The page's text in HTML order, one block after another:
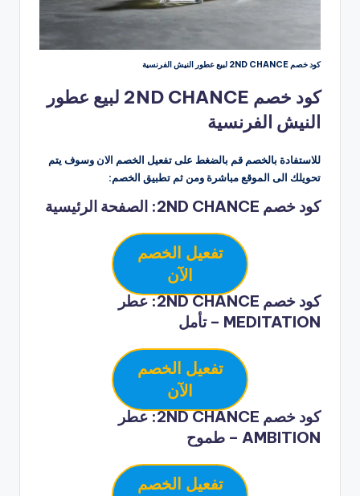
كود خصم 2ND CHANCE لبيع عطور النيش الفرنسية
كود خصم 2ND CHANCE لبيع عطور
النيش الفرنسية
للاستفادة بالخصم قم بالضغط على تفعيل الخصم الان وسوف يتم
تحويلك الى الموقع مباشرة ومن ثم تطبيق الخصم:
كود خصم 2ND CHANCE: الصفحة الرئيسية
تفعيل الخصم
الآن
كود خصم 2ND CHANCE: عطر
MEDITATION – تأمل
تفعيل الخصم
الآن
كود خصم 2ND CHANCE: عطر
AMBITION – طموح
تفعيل الخصم